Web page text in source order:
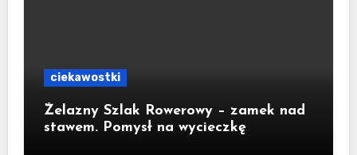
ciekawostki
Żelazny Szlak Rowerowy – zamek nad
stawem. Pomysł na wycieczkę